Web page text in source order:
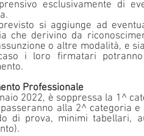
esclusivamente di
previsto si aggiunge ad
che derivino da
o altre modalità, e
i loro firmatari
Professionale
2022, è soppressa la 1^
alla 2^ categoria
di prova, minimi tabellari,